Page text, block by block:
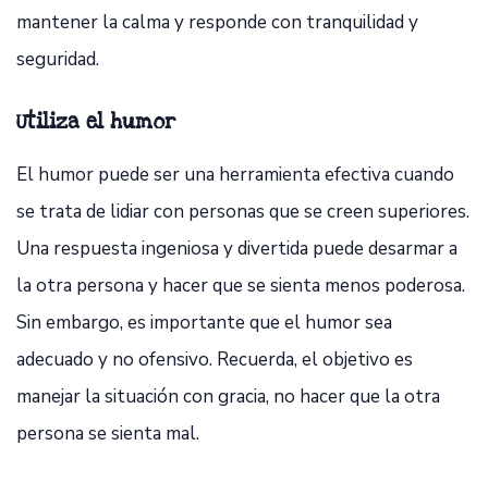
mantener la calma y responde con tranquilidad y
seguridad.
Utiliza el humor
El humor puede ser una herramienta efectiva cuando
se trata de lidiar con personas que se creen superiores.
Una respuesta ingeniosa y divertida puede desarmar a
la otra persona y hacer que se sienta menos poderosa.
Sin embargo, es importante que el humor sea
adecuado y no ofensivo. Recuerda, el objetivo es
manejar la situación con gracia, no hacer que la otra
persona se sienta mal.